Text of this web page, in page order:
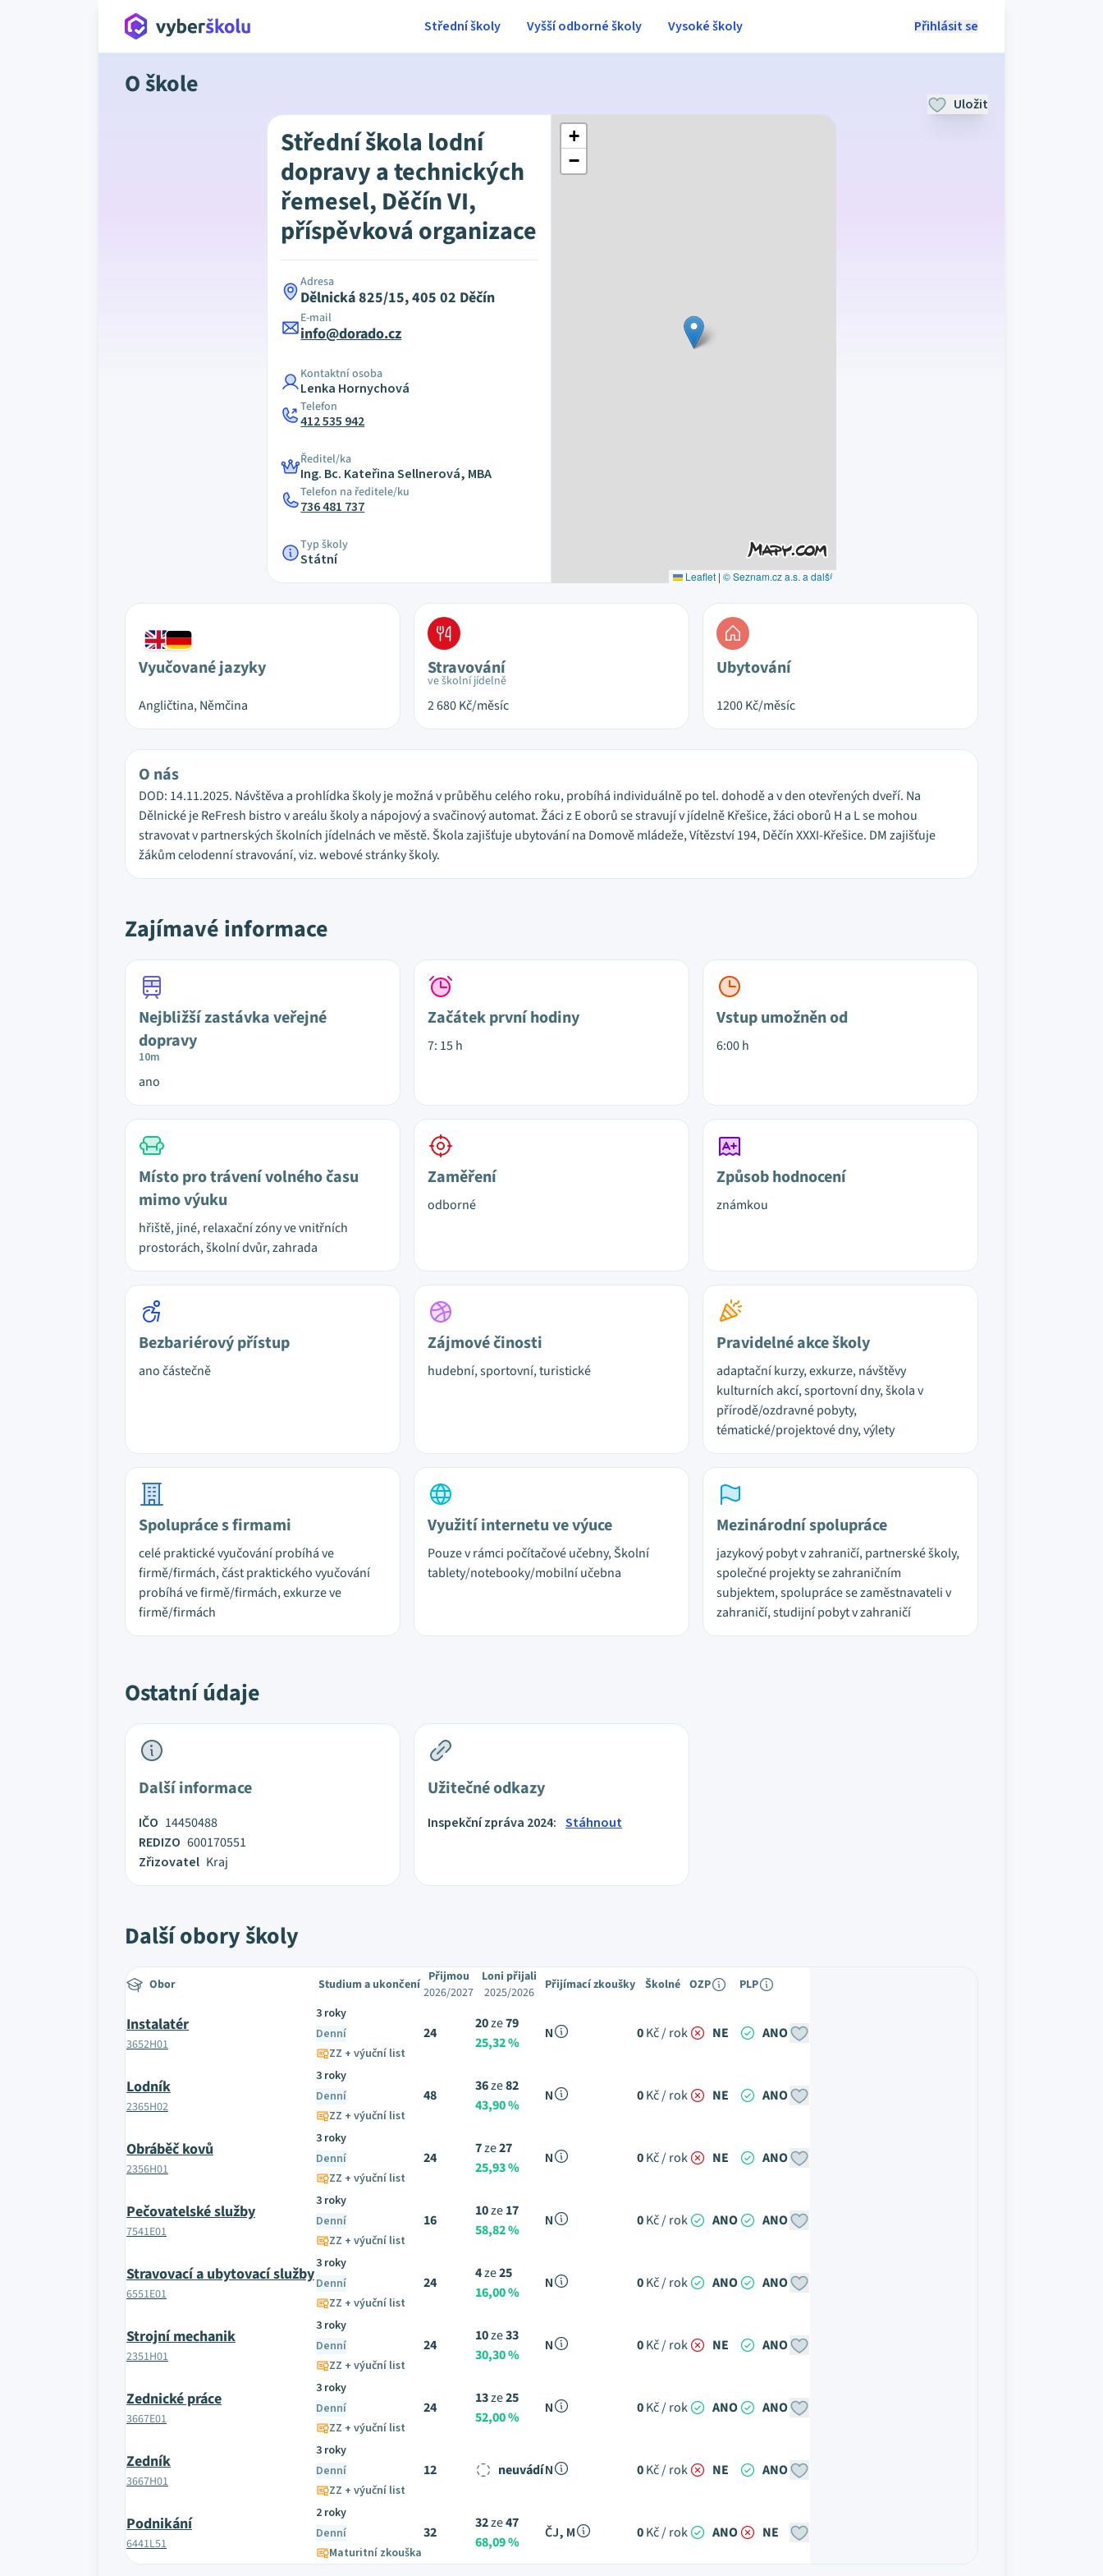
Přihlásit se
Střední školy Vyšší odborné školy Vysoké školy
O škole
Uložit
Střední škola lodní
dopravy a technických
řemesel, Děčín VI,
příspěvková organizace
Adresa
Dělnická 825/15, 405 02 Děčín
E-mail
info@dorado.cz
Kontaktní osoba
Lenka Hornychová
Telefon
412 535 942
Ředitel/ka
Ing. Bc. Kateřina Sellnerová, MBA
Telefon na ředitele/ku
736 481 737
Typ školy
Státní
+
−
Leaflet | © Seznam.cz a.s. a další
Vyučované jazyky
Angličtina, Němčina
Stravování
ve školní jídelně
2 680Kč/měsíc
Ubytování
1200Kč/měsíc
O nás
DOD: 14.11.2025. Návštěva a prohlídka školy je možná v průběhu celého roku, probíhá individuálně po tel. dohodě a v den otevřených dveří. Na
Dělnické je ReFresh bistro v areálu školy a nápojový a svačinový automat. Žáci z E oborů se stravují v jídelně Křešice, žáci oborů H a L se mohou
stravovat v partnerských školních jídelnách ve městě. Škola zajišťuje ubytování na Domově mládeže, Vítězství 194, Děčín XXXI-Křešice. DM zajišťuje
žákům celodenní stravování, viz. webové stránky školy.
Zajímavé informace
Nejbližší zastávka veřejné
dopravy
10m
ano
Začátek první hodiny
7: 15 h
Vstup umožněn od
6:00 h
Místo pro trávení volného času
mimo výuku
hřiště, jiné, relaxační zóny ve vnitřních
prostorách, školní dvůr, zahrada
Zaměření
odborné
Způsob hodnocení
známkou
Bezbariérový přístup
ano částečně
Zájmové činosti
hudební, sportovní, turistické
Pravidelné akce školy
adaptační kurzy, exkurze, návštěvy
kulturních akcí, sportovní dny, škola v
přírodě/ozdravné pobyty,
tématické/projektové dny, výlety
Spolupráce s firmami
celé praktické vyučování probíhá ve
firmě/firmách, část praktického vyučování
probíhá ve firmě/firmách, exkurze ve
firmě/firmách
Využití internetu ve výuce
Pouze v rámci počítačové učebny, Školní
tablety/notebooky/mobilní učebna
Mezinárodní spolupráce
jazykový pobyt v zahraničí, partnerské školy,
společné projekty se zahraničním
subjektem, spolupráce se zaměstnavateli v
zahraničí, studijní pobyt v zahraničí
Ostatní údaje
Další informace
IČO 14450488
REDIZO 600170551
Zřizovatel Kraj
Užitečné odkazy
Inspekční zpráva 2024: Stáhnout
Další obory školy
Obor Studium a ukončení Přijmou
2026/2027
Loni přijali
2025/2026
Přijímací zkoušky Školné OZP PLP
Instalatér
3652H01
3 roky
Denní
ZZ + výuční list
24
20ze79
25,32 %
N 0Kč / rok NE ANO
Lodník
2365H02
3 roky
Denní
ZZ + výuční list
48
36ze82
43,90 %
N 0Kč / rok NE ANO
Obráběč kovů
2356H01
3 roky
Denní
ZZ + výuční list
24
7ze27
25,93 %
N 0Kč / rok NE ANO
Pečovatelské služby
7541E01
3 roky
Denní
ZZ + výuční list
16
10ze17
58,82 %
N 0Kč / rok ANO ANO
Stravovací a ubytovací služby
6551E01
3 roky
Denní
ZZ + výuční list
24
4ze25
16,00 %
N 0Kč / rok ANO ANO
Strojní mechanik
2351H01
3 roky
Denní
ZZ + výuční list
24
10ze33
30,30 %
N 0Kč / rok NE ANO
Zednické práce
3667E01
3 roky
Denní
ZZ + výuční list
24
13ze25
52,00 %
N 0Kč / rok ANO ANO
Zedník
3667H01
3 roky
Denní
ZZ + výuční list
12 neuvádíN 0Kč / rok NE ANO
Podnikání
6441L51
2 roky
Denní
Maturitní zkouška
32
32ze47
68,09 %
ČJ, M 0Kč / rok ANO NE